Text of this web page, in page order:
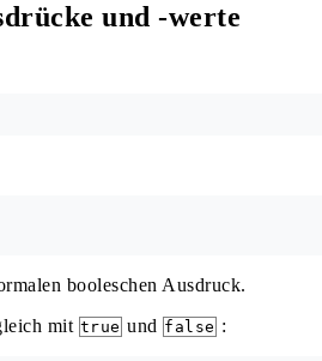
und -werte
booleschen Ausdruck.
mit true und false :